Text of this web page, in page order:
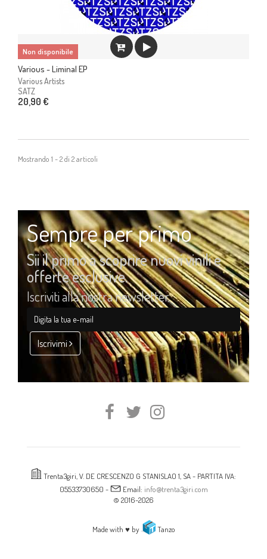
Non disponibile
Various - Liminal EP
Various Artists
SATZ
20,90 €
Mostrando 1 - 2 di 2 articoli
Sempre per primo
Sii il primo a scoprire nuovi vinili e
offerte esclusive.
Iscriviti alla nostra newsletter
Iscrivimi
Trenta3giri, V. DE CRESCENZO G STANISLAO 1, SA - PARTITA IVA:
05533730650 -
Email: info@trenta3giri.com
© 2016-2026
Made with ♥ by Tanzo